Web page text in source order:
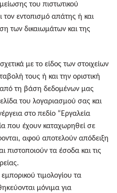
του πιστωτικού
τον εντοπισμό απάτης ή και
των δικαιωμάτων και της
με το είδος των στοιχείων
τους ή και την οριστική
τη βάση δεδομένων μας
του λογαριασμού σας και
στο πεδίο “Εργαλεία
που έχουν καταχωρηθεί σε
αφού αποτελούν απόδειξη
πιστοποιούν τα έσοδα και τις
τιμολογίου τα
μόνιμα για